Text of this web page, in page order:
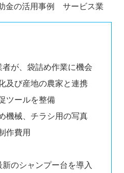
が、袋詰め作業に機会
及び産地の農家と連携
ツールを整備
機械、チラシ用の写真
作費用
のシャンプー台を導入